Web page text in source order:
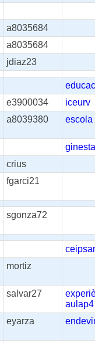
a8035684
a8035684
jdiaz23
e3900034
iceurv
a8039380 escola
crius
fgarci21
sgonza72
mortiz
salvar27
aulap4
eyarza